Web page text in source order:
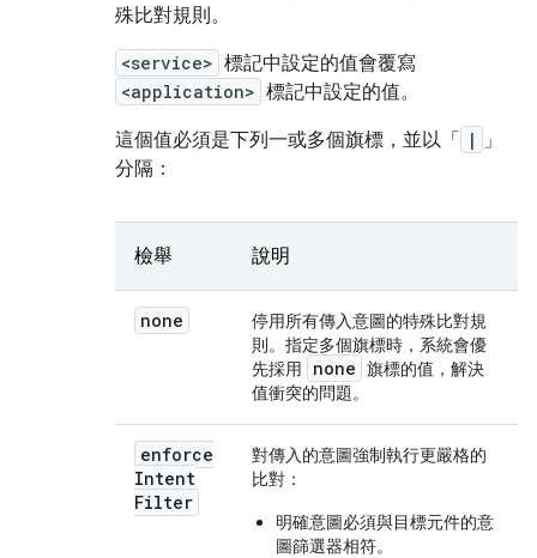
殊比對規則。
<service> 標記中設定的值會覆寫
<application> 標記中設定的值。
這個值必須是下列一或多個旗標，並以「
| 」
分隔：
檢舉 說明
none
停用所有傳入意圖的特殊比對規
則。指定多個旗標時，系統會優
先採用
none 旗標的值，解決
值衝突的問題。
enforce
Intent
Filter
對傳入的意圖強制執行更嚴格的
比對：
明確意圖必須與目標元件的意
圖篩選器相符。